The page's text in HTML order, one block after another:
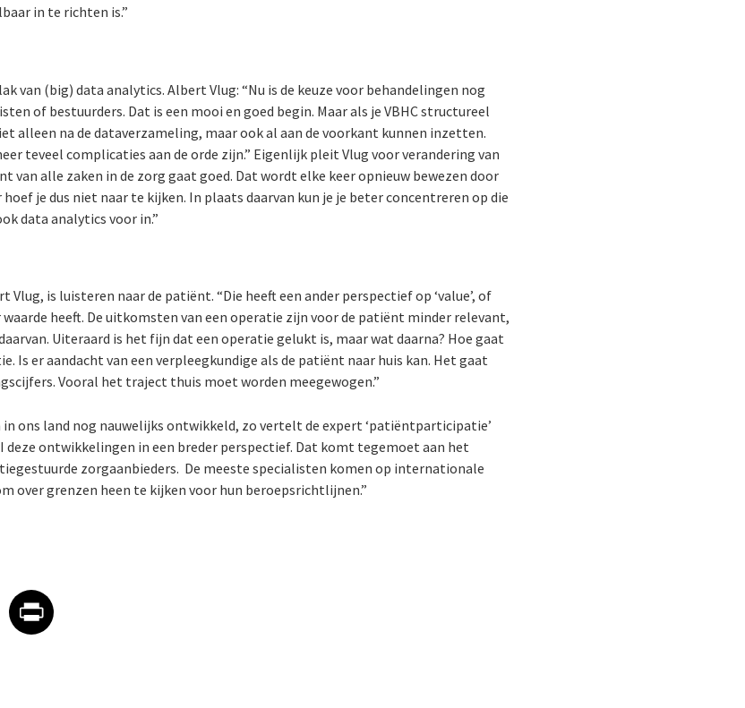
in te richten is.”
van (big) data analytics. Albert Vlug: “Nu is de keuze voor behandelingen nog
of bestuurders. Dat is een mooi en goed begin. Maar als je VBHC structureel
alleen na de dataverzameling, maar ook al aan de voorkant kunnen inzetten.
teveel complicaties aan de orde zijn.” Eigenlijk pleit Vlug voor verandering van
van alle zaken in de zorg gaat goed. Dat wordt elke keer opnieuw bewezen door
je dus niet naar te kijken. In plaats daarvan kun je je beter concentreren op die
data analytics voor in.”
is luisteren naar de patiënt. “Die heeft een ander perspectief op ‘value’, of
heeft. De uitkomsten van een operatie zijn voor de patiënt minder relevant,
Uiteraard is het fijn dat een operatie gelukt is, maar wat daarna? Hoe gaat
Is er aandacht van een verpleegkundige als de patiënt naar huis kan. Het gaat
Vooral het traject thuis moet worden meegewogen.”
in ons land nog nauwelijks ontwikkeld, zo vertelt de expert ‘patiëntparticipatie’
deze ontwikkelingen in een breder perspectief. Dat komt tegemoet aan het
zorgaanbieders. De meeste specialisten komen op internationale
over grenzen heen te kijken voor hun beroepsrichtlijnen.”
Xon Facebook
article on Email
Email
Share article on Print